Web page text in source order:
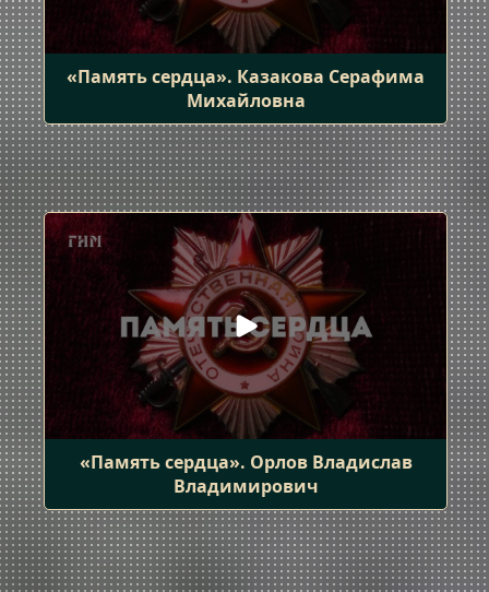
«Память сердца». Казакова Серафима
Михайловна
«Память сердца». Орлов Владислав
Владимирович